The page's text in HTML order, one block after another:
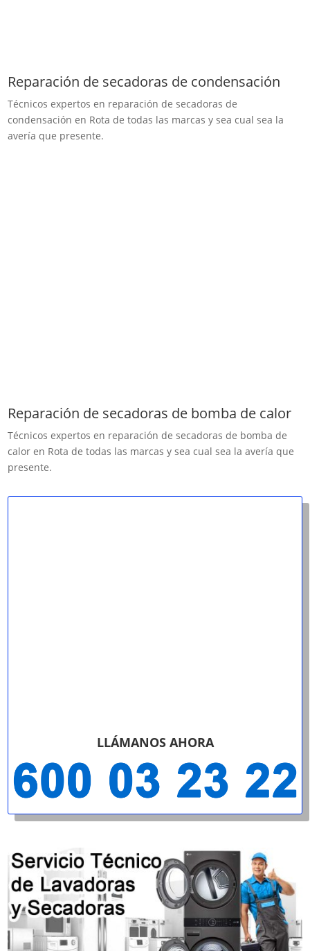
Reparación de secadoras de condensación
Técnicos expertos en reparación de secadoras de
condensación en Rota de todas las marcas y sea cual sea la
avería que presente.
Reparación de secadoras de bomba de calor
Técnicos expertos en reparación de secadoras de bomba de
calor en Rota de todas las marcas y sea cual sea la avería que
presente.
LLÁMANOS AHORA